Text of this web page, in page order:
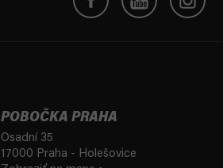
POBOČKA PRAHA
Osadní 35
17000 Praha - Holešovice